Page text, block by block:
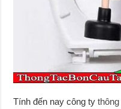
Tính đến nay công ty